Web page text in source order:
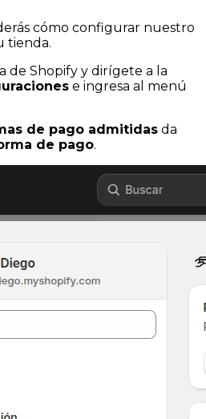
cómo configurar nuestro
tienda.
de Shopify y dirígete a la
e ingresa al menú
de pago admitidas da
de pago.